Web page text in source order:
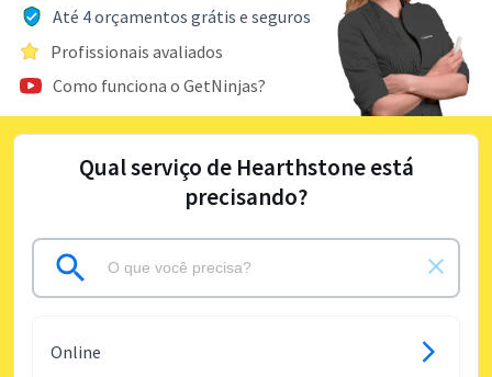
Até 4 orçamentos grátis e seguros
Profissionais avaliados
Como funciona o GetNinjas?
Qual serviço de Hearthstone está
precisando?
Online